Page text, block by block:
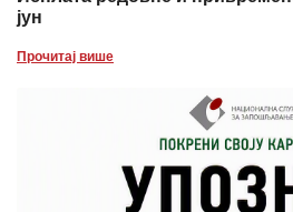
јун
Прочитај више